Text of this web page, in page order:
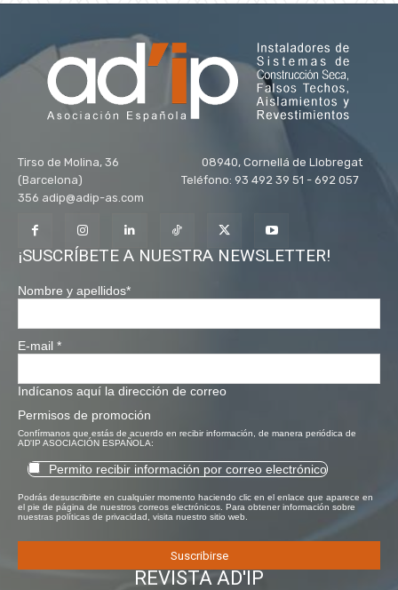
Tirso de Molina, 36 08940, Cornellá de Llobregat
(Barcelona) Teléfono: 93 492 39 51 - 692 057
356 adip@adip-as.com
¡SUSCRÍBETE A NUESTRA NEWSLETTER!
Nombre y apellidos*
E-mail *
Indícanos aquí la dirección de correo
Permisos de promoción
Confírmanos que estás de acuerdo en recibir información, de manera periódica de
AD'IP ASOCIACIÓN ESPAÑOLA:
Permito recibir información por correo electrónico
Podrás desuscribirte en cualquier momento haciendo clic en el enlace que aparece en
el pie de página de nuestros correos electrónicos. Para obtener información sobre
nuestras políticas de privacidad, visita nuestro sitio web.
REVISTA AD'IP